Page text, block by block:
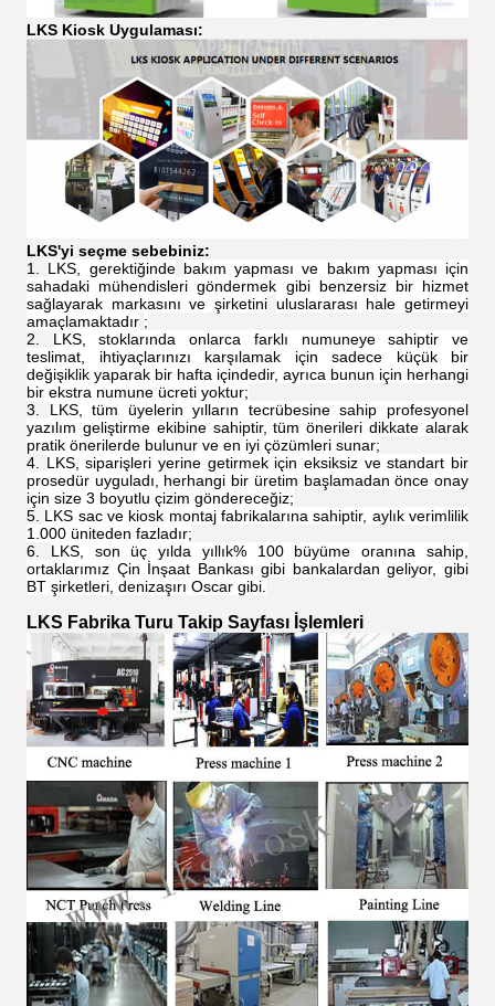
LKS Kiosk Uygulaması:
LKS'yi seçme sebebiniz:
LKS, gerektiğinde bakım yapması ve bakım yapması için
sahadaki mühendisleri göndermek gibi benzersiz bir hizmet
sağlayarak markasını ve şirketini uluslararası hale getirmeyi
amaçlamaktadır ;
LKS, stoklarında onlarca farklı numuneye sahiptir ve
teslimat, ihtiyaçlarınızı karşılamak için sadece küçük bir
değişiklik yaparak bir hafta içindedir, ayrıca bunun için herhangi
bir ekstra numune ücreti yoktur;
LKS, tüm üyelerin yılların tecrübesine sahip profesyonel
yazılım geliştirme ekibine sahiptir, tüm önerileri dikkate alarak
pratik önerilerde bulunur ve en iyi çözümleri sunar;
LKS, siparişleri yerine getirmek için eksiksiz ve standart bir
prosedür uyguladı, herhangi bir üretim başlamadan önce onay
için size 3 boyutlu çizim göndereceğiz;
LKS sac ve kiosk montaj fabrikalarına sahiptir, aylık verimlilik
1.000 üniteden fazladır;
LKS, son üç yılda yıllık% 100 büyüme oranına sahip,
ortaklarımız Çin İnşaat Bankası gibi bankalardan geliyor, gibi
BT şirketleri, denizaşırı Oscar gibi.
LKS Fabrika Turu Takip Sayfası İşlemleri